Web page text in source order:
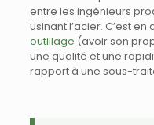
entre les ingénieurs
usinant l’acier. C’est en
outillage (avoir son
une qualité et une
rapport à une sous-